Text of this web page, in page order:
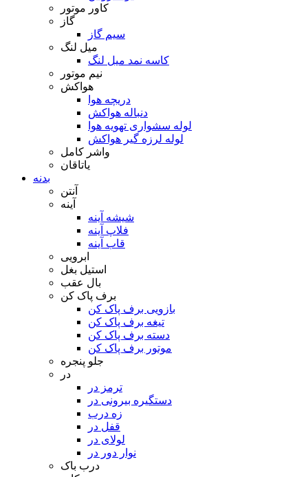
کاور موتور
گاز
سیم گاز
میل لنگ
کاسه نمد میل لنگ
نیم موتور
هواکش
دریچه هوا
دنباله هواکش
لوله سشواری تهویه هوا
لوله لرزه گیر هواکش
واشر کامل
یاتاقان
بدنه
آنتن
آینه
شیشه آینه
فلاپ آینه
قاب آینه
ابرویی
استیل بغل
بال عقب
برف پاک کن
بازویی برف پاک کن
تیغه برف پاک کن
دسته برف پاک کن
موتور برف پاک کن
جلو پنجره
در
ترمز در
دستگیره بیرونی در
زه درب
قفل در
لولای در
نوار دور در
درب باک